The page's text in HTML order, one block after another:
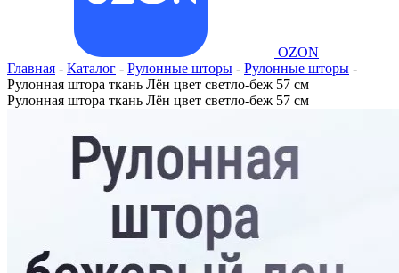
OZON
Главная - Каталог - Рулонные шторы - Рулонные шторы -
Рулонная штора ткань Лён цвет светло-беж 57 см
Рулонная штора ткань Лён цвет светло-беж 57 см